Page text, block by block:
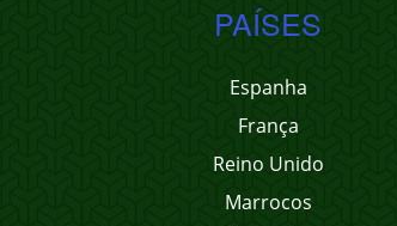
PAÍSES
Espanha
França
Reino Unido
Marrocos